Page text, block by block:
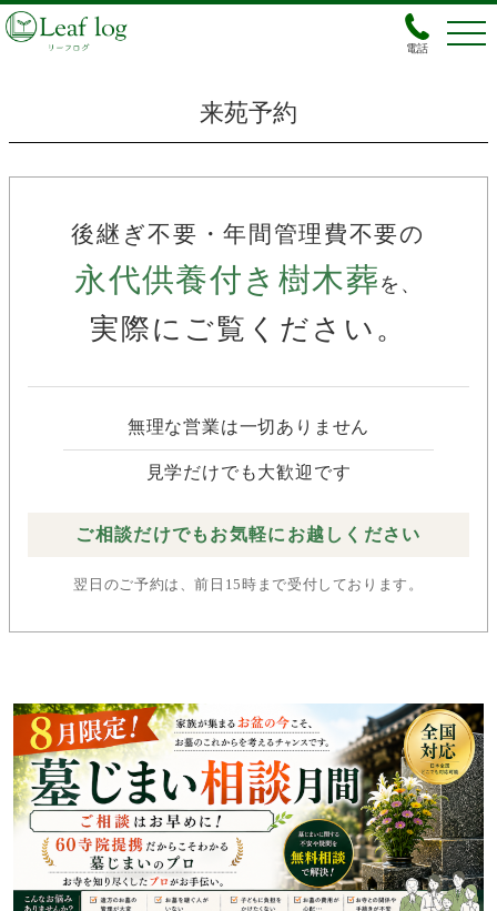
電話
来苑予約
後継ぎ不要・年間管理費不要の
永代供養付き樹木葬 を、
実際にご覧ください。
無理な営業は一切ありません
見学だけでも大歓迎です
ご相談だけでもお気軽にお越しください
翌日のご予約は、前日15時まで受付しております。